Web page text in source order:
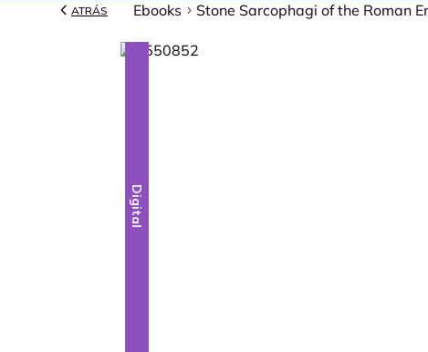
ATRÁS Ebooks Stone Sarcophagi of the Roman
Digital